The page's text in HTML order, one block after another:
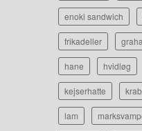
enoki sandwich
frikadeller
hane hvidløg
kejserhatte
lam